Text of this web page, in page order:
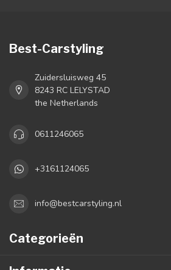
Best-Carstyling
Zuidersluisweg 45
8243 RC LELYSTAD
the Netherlands
0611246065
+3161124065
info@bestcarstyling.nl
Categorieën